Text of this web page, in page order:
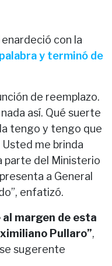
con la
y terminó de
de reemplazo.
así. Qué suerte
tengo y tengo que
me brinda
parte del Ministerio
a General
enfatizó.
margen de esta
Pullaro”,
sugerente